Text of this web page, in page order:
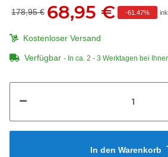
178,95 € 68,95 € -61.47%
Kostenloser Versand
Verfügbar - In ca. 2 - 3 Werktagen bei
In den Warenkorb